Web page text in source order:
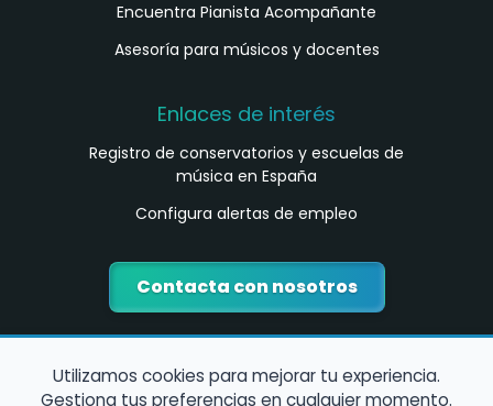
Encuentra Pianista Acompañante
Asesoría para músicos y docentes
Enlaces de interés
Registro de conservatorios y escuelas de
música en España
Configura alertas de empleo
Contacta con nosotros
Utilizamos cookies para mejorar tu experiencia.
Gestiona tus preferencias en cualquier momento.